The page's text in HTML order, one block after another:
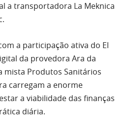
a transportadora La Meknica
a participação ativa do El
da provedora Ara da
mista Produtos Sanitários
carregam a enorme
a viabilidade das finanças
diária.